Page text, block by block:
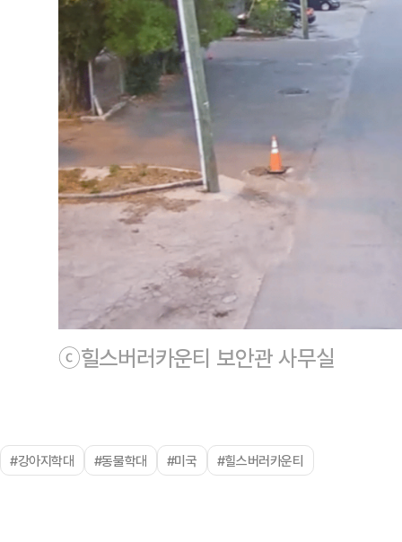
ⓒ힐스버러카운티 보안관 사무실
#강아지학대 #동물학대 #미국 #힐스버러카운티